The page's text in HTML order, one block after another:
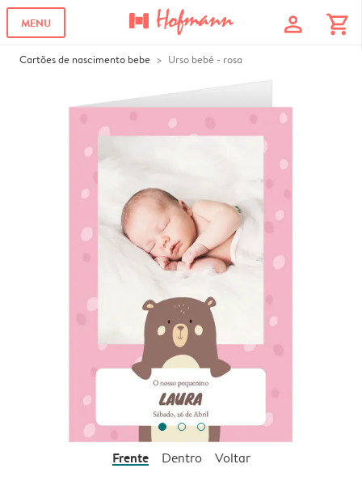
MENU profile shopping_cart
Cartões de nascimento bebe Urso bebé - rosa
Frente Dentro Voltar